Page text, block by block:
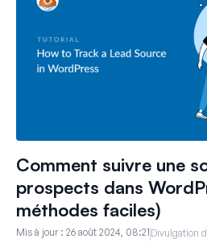
Comment suivre une
prospects dans
méthodes faciles)
Mis à jour : 26 août 2024, 08:21 Divulgation